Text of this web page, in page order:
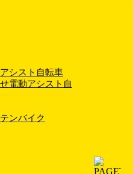
シスト自転車
電動アシスト自
ンバイク